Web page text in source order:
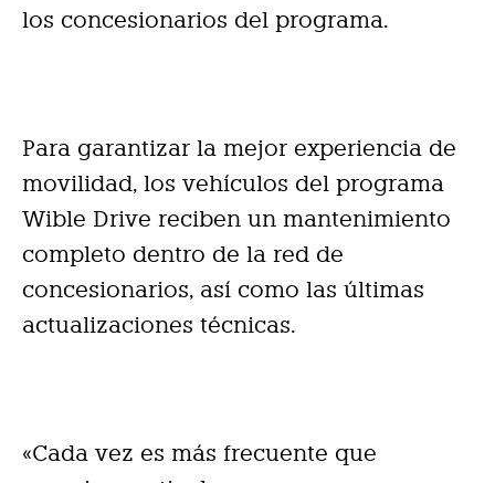
los concesionarios del programa.
Para garantizar la mejor experiencia de
movilidad, los vehículos del programa
Wible Drive reciben un mantenimiento
completo dentro de la red de
concesionarios, así como las últimas
actualizaciones técnicas.
«Cada vez es más frecuente que